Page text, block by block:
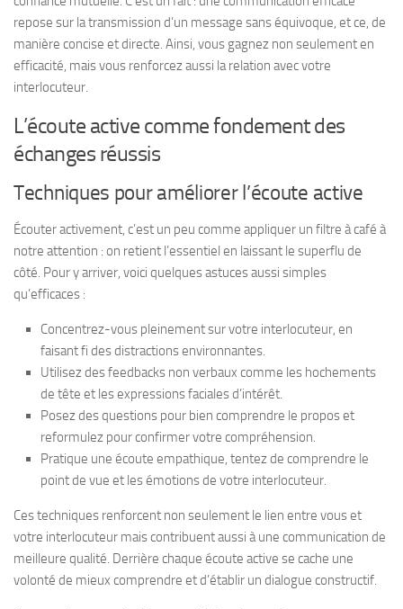
repose sur la transmission d’un message sans équivoque, et ce, de
manière concise et directe. Ainsi, vous gagnez non seulement en
efficacité, mais vous renforcez aussi la relation avec votre
interlocuteur.
L’écoute active comme fondement des
échanges réussis
Techniques pour améliorer l’écoute active
Écouter activement, c’est un peu comme appliquer un filtre à café à
notre attention : on retient l’essentiel en laissant le superflu de
côté. Pour y arriver, voici quelques astuces aussi simples
qu’efficaces :
Concentrez-vous pleinement sur votre interlocuteur, en
faisant fi des distractions environnantes.
Utilisez des feedbacks non verbaux comme les hochements
de tête et les expressions faciales d’intérêt.
Posez des questions pour bien comprendre le propos et
reformulez pour confirmer votre compréhension.
Pratique une écoute empathique, tentez de comprendre le
point de vue et les émotions de votre interlocuteur.
Ces techniques renforcent non seulement le lien entre vous et
votre interlocuteur mais contribuent aussi à une communication de
meilleure qualité. Derrière chaque écoute active se cache une
volonté de mieux comprendre et d’établir un dialogue constructif.